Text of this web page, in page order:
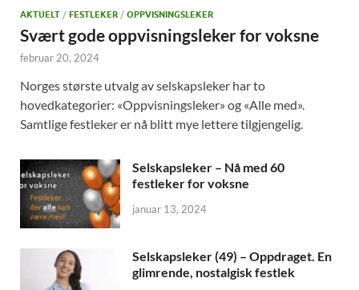
AKTUELT / FESTLEKER / OPPVISNINGSLEKER
Svært gode oppvisningsleker for voksne
februar 20, 2024
Norges største utvalg av selskapsleker har to
hovedkategorier: «Oppvisningsleker» og «Alle med».
Samtlige festleker er nå blitt mye lettere tilgjengelig.
Selskapsleker – Nå med 60
festleker for voksne
januar 13, 2024
Selskapsleker (49) – Oppdraget. En
glimrende, nostalgisk festlek